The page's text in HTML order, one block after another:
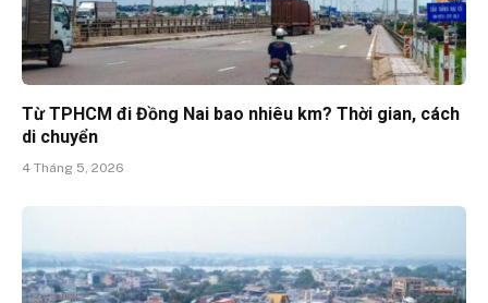
Từ TPHCM đi Đồng Nai bao nhiêu km? Thời gian, cách
di chuyển
4 Tháng 5, 2026